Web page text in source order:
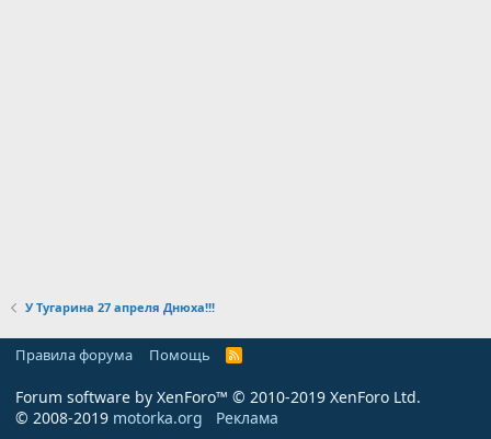
У Тугарина 27 апреля Днюха!!!
Правила форума Помощь
R
Forum software by XenForo™ © 2010-2019 XenForo Ltd.
© 2008-2019 motorka.org Реклама